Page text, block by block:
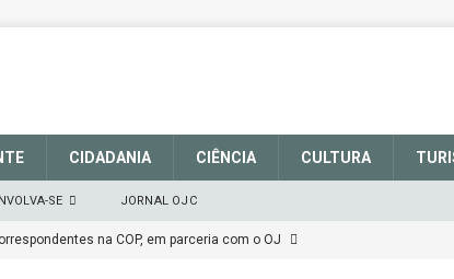
CIDADANIA CIÊNCIA CULTURA
SE JORNAL OJC
na COP, em parceria com o OJ